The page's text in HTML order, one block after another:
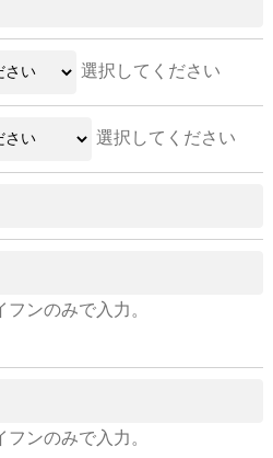
選択してください
選択してください
ンのみで入力。
ンのみで入力。